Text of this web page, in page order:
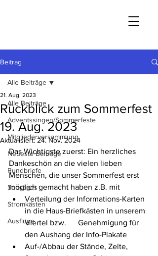
Beitrag
Alle Beiträge
Adventssingen/Sommerfeste
Mitgliederversammlung
Neueste Beiträge
Rundbriefe
Sonstiges
Stromkästen
Ausflüge
Alle Beiträge
Rückblick zum Sommerfest
19. Aug. 2023
21. Aug. 2023
Aktualisiert:24. Nov. 2024
Das Wichtigste zuerst: Ein herzliches
Dankeschön an die vielen lieben
Menschen, die unser Sommerfest erst
möglich gemacht haben z.B. mit
Verteilung der Informations-Karten
in die Haus-Briefkästen in unserem
Viertel bzw.      Genehmigung für
den Aushang der Info-Plakate
Auf-/Abbau der Stände, Zelte,